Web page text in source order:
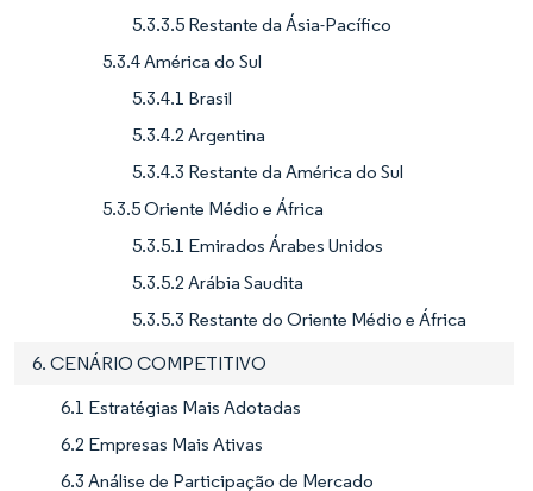
5.3.3.5 Restante da Ásia-Pacífico
5.3.4 América do Sul
5.3.4.1 Brasil
5.3.4.2 Argentina
5.3.4.3 Restante da América do Sul
5.3.5 Oriente Médio e África
5.3.5.1 Emirados Árabes Unidos
5.3.5.2 Arábia Saudita
5.3.5.3 Restante do Oriente Médio e África
6. CENÁRIO COMPETITIVO
6.1 Estratégias Mais Adotadas
6.2 Empresas Mais Ativas
6.3 Análise de Participação de Mercado